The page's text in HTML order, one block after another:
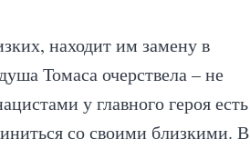
находит им замену в
Томаса очерствела – не
у главного героя есть
со своими близкими. В